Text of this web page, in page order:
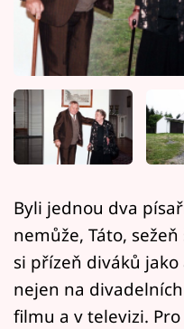
Filmový festival
Pořady
Mámy sobě
Sledujte nás
Byli jednou dva
nemůže, Táto,
si přízeň diváků
nejen na
filmu a v televizi.